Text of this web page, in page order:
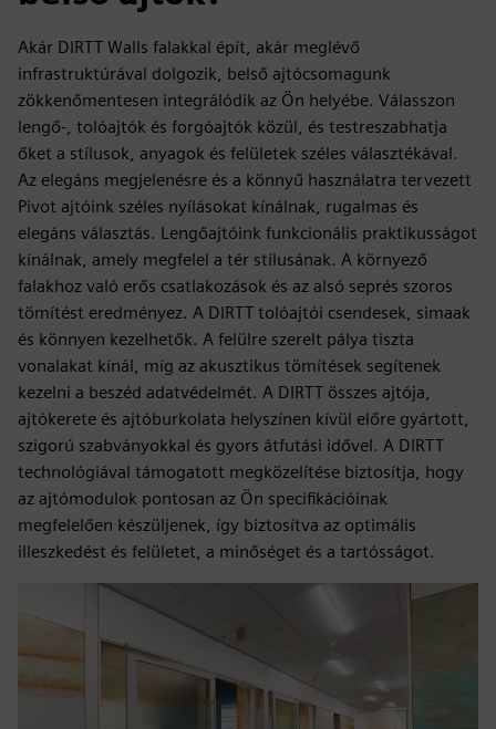
Akár DIRTT Walls falakkal épít, akár meglévő
infrastruktúrával dolgozik, belső ajtócsomagunk
zökkenőmentesen integrálódik az Ön helyébe. Válasszon
lengő-, tolóajtók és forgóajtók közül, és testreszabhatja
őket a stílusok, anyagok és felületek széles választékával.
Az elegáns megjelenésre és a könnyű használatra tervezett
Pivot ajtóink széles nyílásokat kínálnak, rugalmas és
elegáns választás. Lengőajtóink funkcionális praktikusságot
kínálnak, amely megfelel a tér stílusának. A környező
falakhoz való erős csatlakozások és az alsó seprés szoros
tömítést eredményez. A DIRTT tolóajtói csendesek, simaak
és könnyen kezelhetők. A felülre szerelt pálya tiszta
vonalakat kínál, míg az akusztikus tömítések segítenek
kezelni a beszéd adatvédelmét. A DIRTT összes ajtója,
ajtókerete és ajtóburkolata helyszínen kívül előre gyártott,
szigorú szabványokkal és gyors átfutási idővel. A DIRTT
technológiával támogatott megközelítése biztosítja, hogy
az ajtómodulok pontosan az Ön specifikációinak
megfelelően készüljenek, így biztosítva az optimális
illeszkedést és felületet, a minőséget és a tartósságot.